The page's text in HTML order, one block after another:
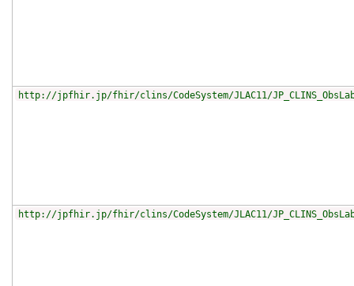
http://jpfhir.jp/fhir/clins/CodeSystem/JLAC11/
http://jpfhir.jp/fhir/clins/CodeSystem/JLAC11/